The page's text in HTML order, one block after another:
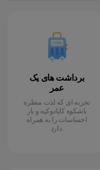
برداشت های یک
عمر
تجربه ای که لذت منظره
باشکوه کاپادوکیه و بار
احساسات را به همراه
دارد.